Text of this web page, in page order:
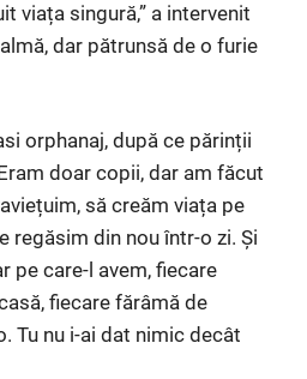
viața singură,” a intervenit
dar pătrunsă de o furie
orphanaj, după ce părinții
doar copii, dar am făcut
să creăm viața pe
regăsim din nou într-o zi. Și
pe care-l avem, fiecare
fiecare fărâmă de
Tu nu i-ai dat nimic decât